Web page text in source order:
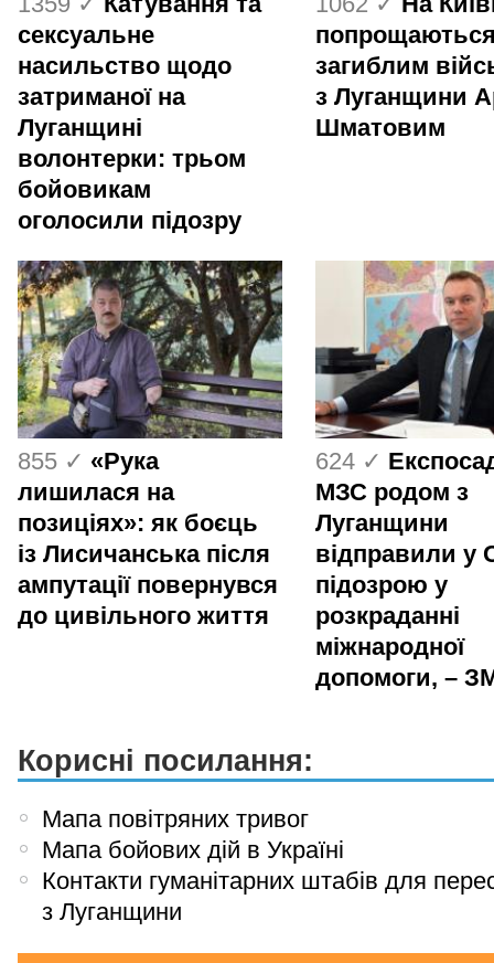
сексуальне
насильство щодо
затриманої на
Луганщині
волонтерки: трьом
бойовикам
оголосили підозру
загиблим
з Луганщини
Шматовим
855 ✓ «Рука
лишилася на
позиціях»: як боєць
із Лисичанська після
ампутації повернувся
до цивільного життя
624 ✓
МЗС родом з
Луганщини
відправили у
підозрою у
розкраданні
міжнародної
допомоги, –
Корисні посилання:
Мапа повітряних тривог
Мапа бойових дій в Україні
Контакти гуманітарних штабів для
з Луганщини